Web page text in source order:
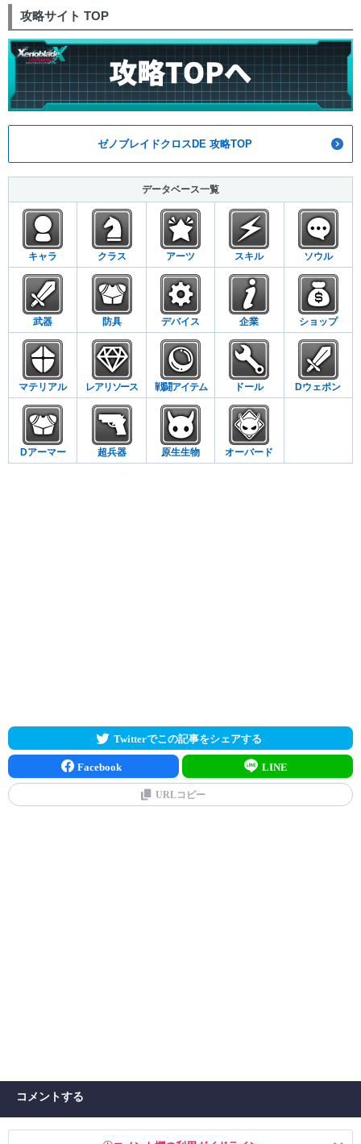
攻略サイト TOP
ゼノブレイドクロスDE 攻略TOP
データベース一覧
キャラ クラス アーツ スキル ソウル
武器 防具 デバイス 企業 ショップ
マテリアル レアリソース 戦闘アイテム ドール Dウェポン
Dアーマー 超兵器 原生生物 オーバード
Twitterでこの記事をシェアする
Facebook LINE
URLコピー
コメントする